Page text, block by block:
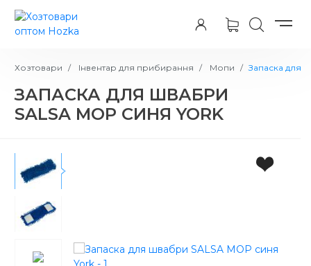
Хозтовари Інвентар для прибирання Мопи Запаска для
ЗАПАСКА ДЛЯ ШВАБРИ
SALSA MOP СИНЯ YORK